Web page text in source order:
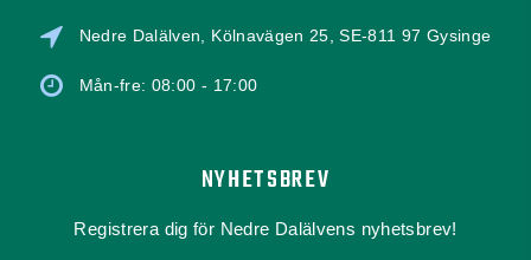
Nedre Dalälven, Kölnavägen 25, SE-811 97 Gysinge
Mån-fre: 08:00 - 17:00
NYHETSBREV
Registrera dig för Nedre Dalälvens nyhetsbrev!